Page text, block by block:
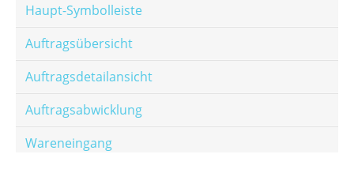
Haupt-Symbolleiste
Auftragsübersicht
Auftragsdetailansicht
Auftragsabwicklung
Wareneingang